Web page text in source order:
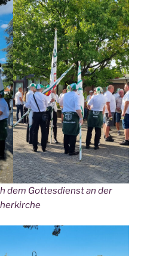
dem Gottesdienst an der